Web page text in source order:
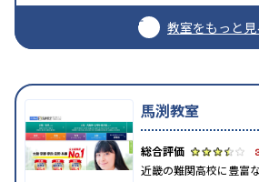
教室をもっと見
馬渕教室
近畿の難関高校に豊富